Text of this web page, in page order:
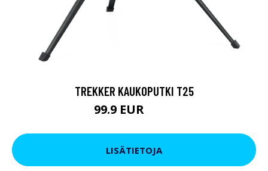
TREKKER KAUKOPUTKI T25
99.9 EUR
LISÄTIETOJA